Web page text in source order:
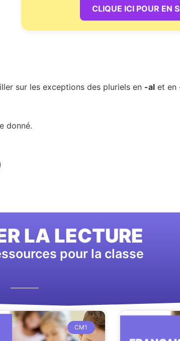
CLIQUE ICI POUR EN
sur les exceptions des pluriels en -al et en
donné.
LA LECTURE
pour la classe
CM1